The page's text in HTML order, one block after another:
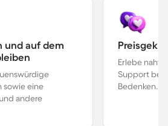
und auf dem
sowie eine
andere
Erlebe
Support bei
Bedenken.